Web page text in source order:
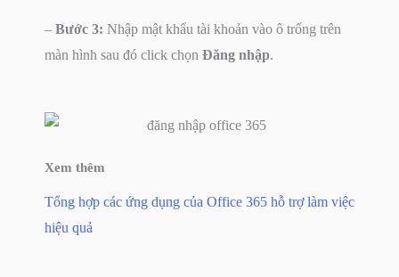
– Bước 3: Nhập mật khẩu tài khoản vào ô trống trên
màn hình sau đó click chọn Đăng nhập.
Tổng hợp các ứng dụng của Office 365 hỗ trợ làm việc
hiệu quả